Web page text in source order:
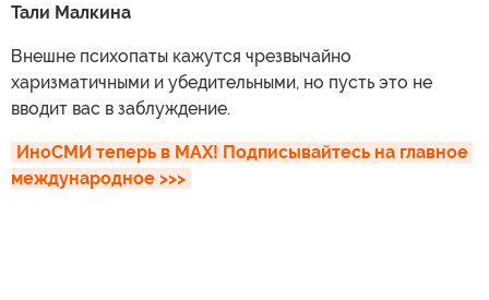
Тали Малкина
Внешне психопаты кажутся чрезвычайно
харизматичными и убедительными, но пусть это не
вводит вас в заблуждение.
ИноСМИ теперь в MAX! Подписывайтесь на главное
международное >>>